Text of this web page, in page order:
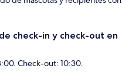
check-in y check-out en
Check-out: 10:30.